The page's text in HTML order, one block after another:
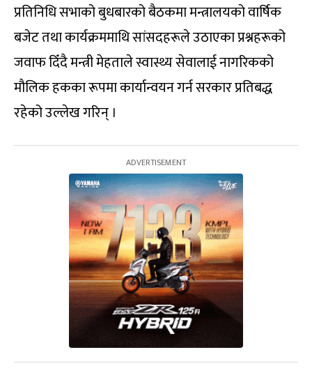
प्रतिनिधि सभाको बुधबारको बैठकमा मन्त्रालयको वार्षिक
बजेट तथा कार्यक्रममाथि सांसदहरूले उठाएका प्रश्नहरूको
जवाफ दिँदै मन्त्री मेहताले स्वास्थ्य सेवालाई नागरिकको
मौलिक हकका रूपमा कार्यान्वयन गर्न सरकार प्रतिबद्ध
रहेको उल्लेख गरिन् ।